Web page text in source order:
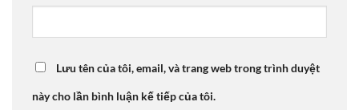
Lưu tên của tôi, email, và trang web trong trình duyệt
này cho lần bình luận kế tiếp của tôi.